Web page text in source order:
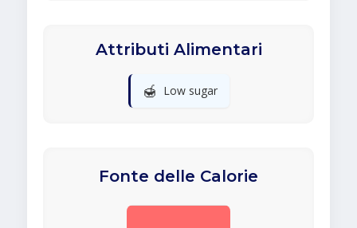
Attributi Alimentari
🍯 Low sugar
Fonte delle Calorie